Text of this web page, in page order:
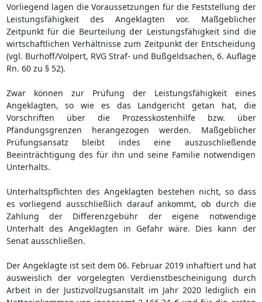
Vorliegend lagen die Voraussetzungen für die Feststellung der
Leistungsfähigkeit des Angeklagten vor. Maßgeblicher
Zeitpunkt für die Beurteilung der Leistungsfähigkeit sind die
wirtschaftlichen Verhältnisse zum Zeitpunkt der Entscheidung
(vgl. Burhoff/Volpert, RVG Straf- und Bußgeldsachen, 6. Auflage
Rn. 60 zu § 52).
Zwar können zur Prüfung der Leistungsfähigkeit eines
Angeklagten, so wie es das Landgericht getan hat, die
Vorschriften über die Prozesskostenhilfe bzw. über
Pfändungsgrenzen herangezogen werden. Maßgeblicher
Prüfungsansatz bleibt indes eine auszuschließende
Beeinträchtigung des für ihn und seine Familie notwendigen
Unterhalts.
Unterhaltspflichten des Angeklagten bestehen nicht, so dass
es vorliegend ausschließlich darauf ankommt, ob durch die
Zahlung der Differenzgebühr der eigene notwendige
Unterhalt des Angeklagten in Gefahr wäre. Dies kann der
Senat ausschließen.
Der Angeklagte ist seit dem 06. Februar 2019 inhaftiert und hat
ausweislich der vorgelegten Verdienstbescheinigung durch
Arbeit in der Justizvollzugsanstalt im Jahr 2020 lediglich ein